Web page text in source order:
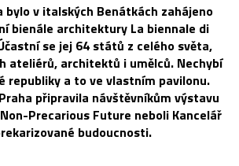
bylo v italských Benátkách zahájeno
bienále architektury La biennale di
se jej 64 států z celého světa,
ateliérů, architektů i umělců. Nechybí
republiky a to ve vlastním pavilonu.
připravila návštěvníkům výstavu
Precarious Future neboli Kancelář
budoucnosti.